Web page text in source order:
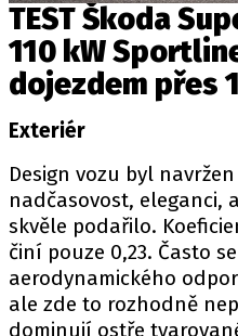
TEST Škoda
110 kW
dojezdem přes
Exteriér
Design vozu byl
nadčasovost, eleganci,
skvěle podařilo.
činí pouze 0,23. Často
aerodynamického
ale zde to rozhodně
dominují ostře